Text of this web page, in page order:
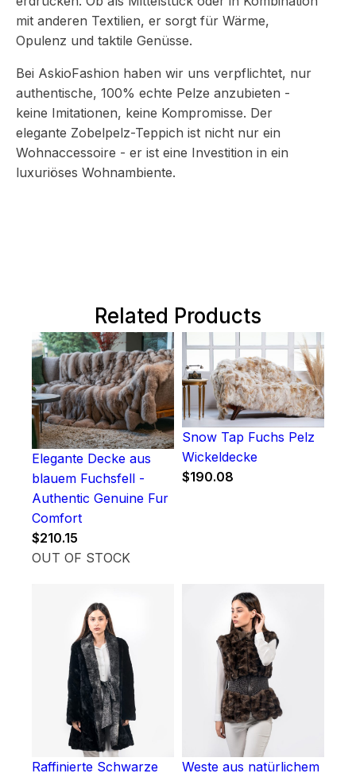
mit anderen Textilien, er sorgt für Wärme,
Opulenz und taktile Genüsse.
Bei AskioFashion haben wir uns verpflichtet, nur
authentische, 100% echte Pelze anzubieten -
keine Imitationen, keine Kompromisse. Der
elegante Zobelpelz-Teppich ist nicht nur ein
Wohnaccessoire - er ist eine Investition in ein
luxuriöses Wohnambiente.
Related Products
Elegante Decke aus
blauem Fuchsfell -
Authentic Genuine Fur
Comfort
$210.15
OUT OF STOCK
Snow Tap Fuchs Pelz
Wickeldecke
$190.08
Raffinierte Schwarze
Weste aus natürlichem